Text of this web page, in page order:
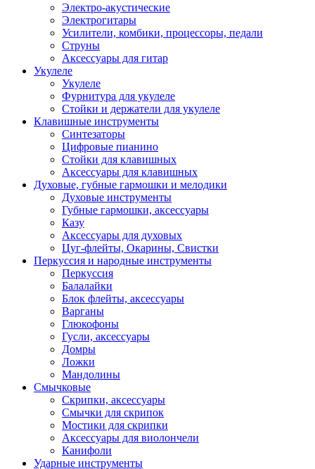
Электро-акустические
Электрогитары
Усилители, комбики, процессоры, педали
Струны
Аксессуары для гитар
Укулеле
Укулеле
Фурнитура для укулеле
Стойки и держатели для укулеле
Клавишные инструменты
Синтезаторы
Цифровые пианино
Стойки для клавишных
Аксессуары для клавишных
Духовые, губные гармошки и мелодики
Духовые инструменты
Губные гармошки, аксессуары
Казу
Аксессуары для духовых
Цуг-флейты, Окарины, Свистки
Перкуссия и народные инструменты
Перкуссия
Балалайки
Блок флейты, аксессуары
Варганы
Глюкофоны
Гусли, аксессуары
Домры
Ложки
Мандолины
Смычковые
Скрипки, аксессуары
Смычки для скрипок
Мостики для скрипки
Аксессуары для виолончели
Канифоли
Ударные инструменты